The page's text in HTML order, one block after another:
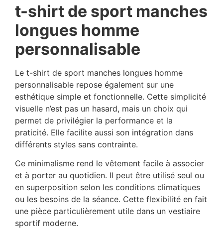
t-shirt de sport manches
longues homme
personnalisable
Le t-shirt de sport manches longues homme
personnalisable repose également sur une
esthétique simple et fonctionnelle. Cette simplicité
visuelle n’est pas un hasard, mais un choix qui
permet de privilégier la performance et la
praticité. Elle facilite aussi son intégration dans
différents styles sans contrainte.
Ce minimalisme rend le vêtement facile à associer
et à porter au quotidien. Il peut être utilisé seul ou
en superposition selon les conditions climatiques
ou les besoins de la séance. Cette flexibilité en fait
une pièce particulièrement utile dans un vestiaire
sportif moderne.